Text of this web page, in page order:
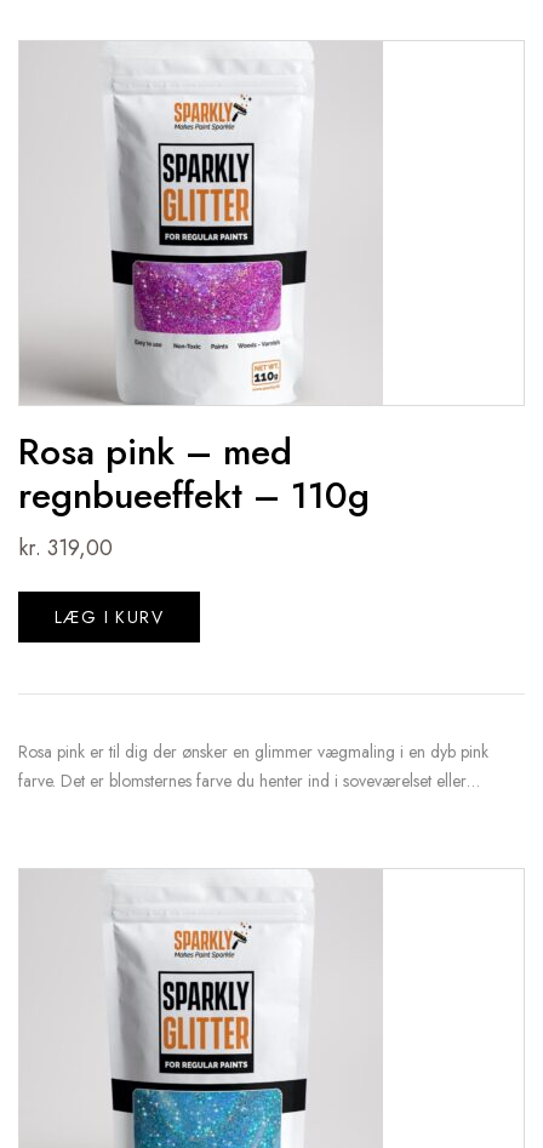
Rosa pink – med
regnbueeffekt – 110g
kr. 319,00
LÆG I KURV
Rosa pink er til dig der ønsker en glimmer vægmaling i en dyb pink
farve. Det er blomsternes farve du henter ind i soveværelset eller…